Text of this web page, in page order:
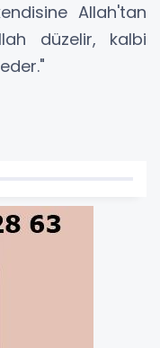
Allah'tan
düzelir, kalbi